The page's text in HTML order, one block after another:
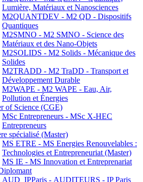
Lumière, Matériaux et Nanosciences
M2QUANTDEV - M2 QD - Dispositifs
Quantiques
M2SMNO - M2 SMNO - Science des
Matériaux et des Nano-Objets
M2SOLIDS - M2 Solids - Mécanique des
Solides
M2TRADD - M2 TraDD - Transport et
Développement Durable
M2WAPE - M2 WAPE - Eau, Air,
Pollution et Énergies
of Science (CGE)
MSc Entrepreneurs - MSc X-HEC
Entrepreneurs
spécialisé (Master)
MS ETRE - MS Energies Renouvelables :
Technologies et Entrepreneuriat (Master)
MS IE - MS Innovation et Entreprenariat
AUD_IPParis - AUDITEURS - IP Paris